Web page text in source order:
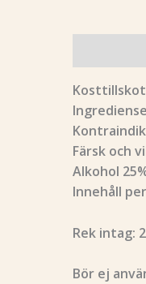
Färsk och
Alkohol
Innehåll
Rek intag:
Bör ej